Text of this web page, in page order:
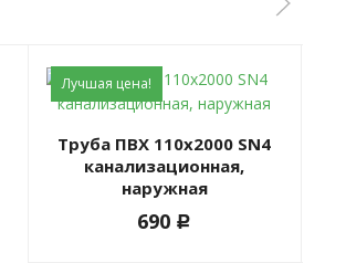
Лучшая цена!
Труба ПВХ 110х2000 SN4
канализационная,
наружная
690 c